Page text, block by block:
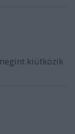
kiütközik